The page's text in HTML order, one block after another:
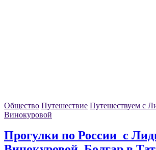
Общество Путешествие Путешествуем с
Винокуровой
Прогулки по России с